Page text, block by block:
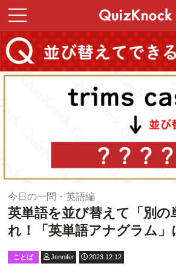
今日の一問・英語編
英単語を並び替えて「別の
れ！「英単語アナグラム」
ことば Jennifer 2023.12.12